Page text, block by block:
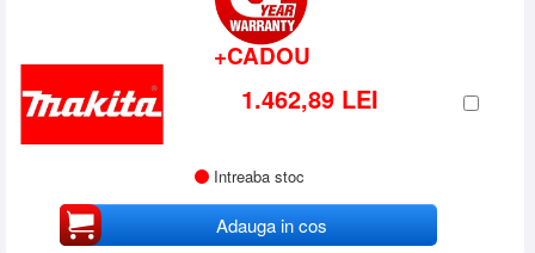
+CADOU
1.462,89 LEI
Intreaba stoc
Adauga in cos